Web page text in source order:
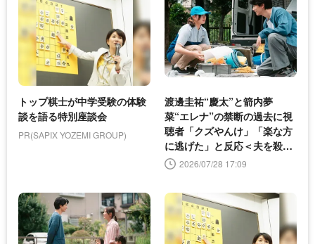
トップ棋士が中学受験の体験
談を語る特別座談会
PR(SAPIX YOZEMI GROUP)
渡邊圭祐“慶太”と箭内夢
菜“エレナ”の禁断の過去に視
聴者「クズやんけ」「楽な方
に逃げた」と反応＜夫を殺し
たはずなのに＞
2026/07/28 17:09